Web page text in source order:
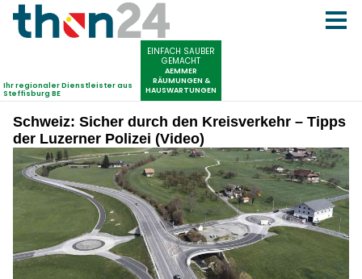
Schweiz: Sicher durch den Kreisverkehr – Tipps
der Luzerner Polizei (Video)